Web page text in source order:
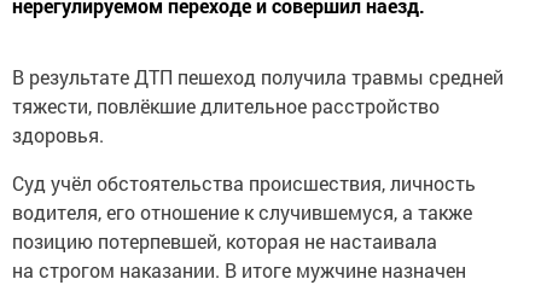
нерегулируемом переходе и совершил наезд.
В результате ДТП пешеход получила травмы средней
тяжести, повлёкшие длительное расстройство
здоровья.
Суд учёл обстоятельства происшествия, личность
водителя, его отношение к случившемуся, а также
позицию потерпевшей, которая не настаивала
на строгом наказании. В итоге мужчине назначен